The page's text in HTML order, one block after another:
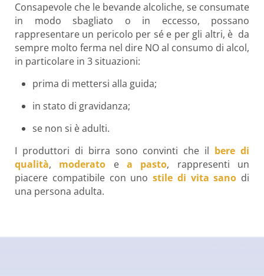
Consapevole che le bevande alcoliche, se consumate
in modo sbagliato o in eccesso, possano
rappresentare un pericolo per sé e per gli altri, è da
sempre molto ferma nel dire NO al consumo di alcol,
in particolare in 3 situazioni:
prima di mettersi alla guida;
in stato di gravidanza;
se non si è adulti.
I produttori di birra sono convinti che il bere di
qualità, moderato ea pasto, rappresenti un
piacere compatibile con uno stile di vita sano di
una persona adulta.